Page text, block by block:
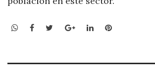
WhatsApp
Facebook
TwitterGoogle+LinkedInPinterest